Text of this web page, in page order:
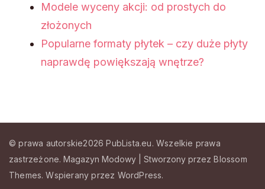
Modele wyceny akcji: od prostych do
złożonych
Popularne formaty płytek – czy duże płyty
naprawdę powiększają wnętrze?
© prawa autorskie2026PubLista.eu. Wszelkie prawa
zastrzeżone. Magazyn Modowy | Stworzony przezBlossom
Themes. Wspierany przez WordPress.